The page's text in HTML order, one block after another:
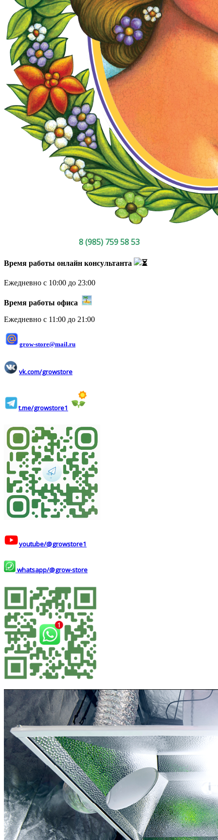
8 (985) 759 58 53
Время работы онлайн консультанта
Ежедневно с 10:00 до 23:00
Время работы офиса
Ежедневно с 11:00 до 21:00
grow-store@mail.ru
vk.com/growstore
t.me/growstore1
youtube/@growstore1
whatsapp/@grow-store